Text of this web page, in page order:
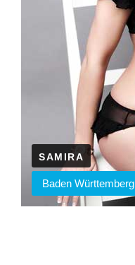
SAMIRA
Baden Württemberg